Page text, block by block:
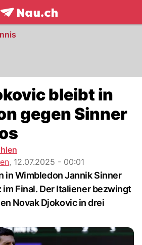
frontpage.NAU.ch
bleibt in
gegen Sinner
, 12.07.2025 - 00:01
in Wimbledon Jannik Sinner
im Final. Der Italiener bezwingt
Novak Djokovic in drei